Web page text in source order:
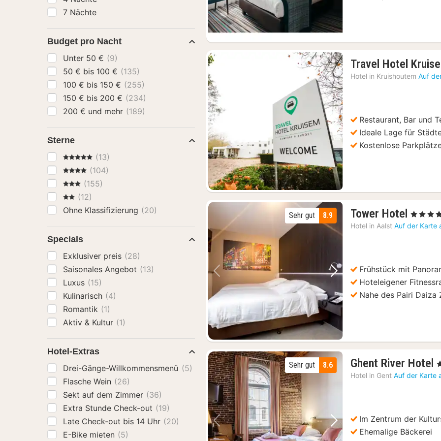
Vorheriges Bild Nächstes Bild
Travel Hotel
Hotel in Kruishoutem Auf
Restaurant, Bar und
Ideale Lage für
Kostenlose
Vorheriges Bild Nächstes Bild
8.9
Sehr gut Tower Hotel 1
Nacht
, 4 Sterne
Hotel in Aalst Auf der Karte
Frühstück mit
Hoteleigener
Nahe des Pairi Daiza
Vorheriges Bild Nächstes Bild
8.6
Sehr gut Ghent River Hotel ,
Hotel in Gent Auf der Karte
Im Zentrum der
Ehemalige Bäckerei
7 Nächte
Budget pro Nacht
Unter 50 € (9)
50 € bis 100 € (135)
100 € bis 150 € (255)
150 € bis 200 € (234)
200 € und mehr (189)
Sterne
5 Sterne (13)
4 Sterne(104)
3 Sterne(155)
2 Sterne
(12)
Ohne Klassifizierung (20)
Specials
Exklusiver preis (28)
Saisonales Angebot (13)
Luxus (15)
Kulinarisch (4)
Romantik (1)
Aktiv & Kultur (1)
Hotel-Extras
Drei-Gänge-Willkommensmenü (5)
Flasche Wein (26)
Sekt auf dem Zimmer (36)
Extra Stunde Check-out (19)
Late Check-out bis 14 Uhr (20)
E-Bike mieten (5)